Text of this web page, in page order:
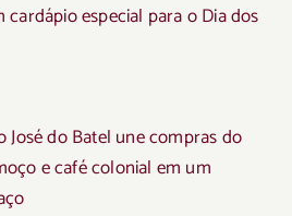
cardápio especial para o Dia dos
José do Batel une compras do
e café colonial em um